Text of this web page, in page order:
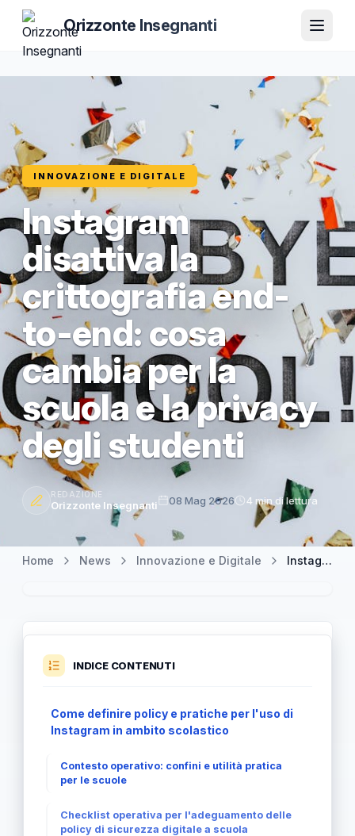
Orizzonte Insegnanti
INNOVAZIONE E DIGITALE
Instagram
disattiva la
crittografia end-
to-end: cosa
cambia per la
scuola e la privacy
degli studenti
REDAZIONE
Orizzonte Insegnanti 08 Mag 2026 4 min di lettura
Home News Innovazione e Digitale Instagram disattiva la crittografia end-to-end: cosa cambia per la scuola e la privacy degli studenti
INDICE CONTENUTI
Come definire policy e pratiche per l'uso di
Instagram in ambito scolastico
Contesto operativo: confini e utilità pratica
per le scuole
Checklist operativa per l'adeguamento delle
policy di sicurezza digitale a scuola